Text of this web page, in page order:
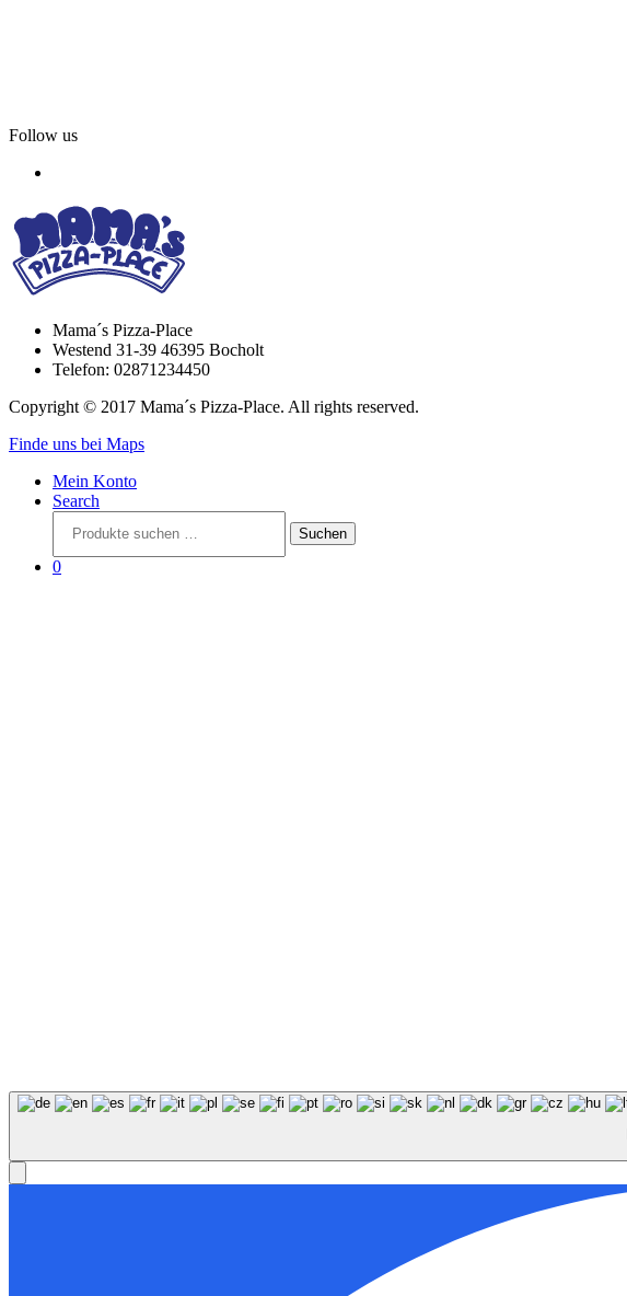
Follow us
Mama´s Pizza-Place
Westend 31-39 46395 Bocholt
Telefon: 02871234450
Copyright © 2017 Mama´s Pizza-Place. All rights reserved.
Finde uns bei Maps
Mein Konto
Search
nach:
Suchen
0